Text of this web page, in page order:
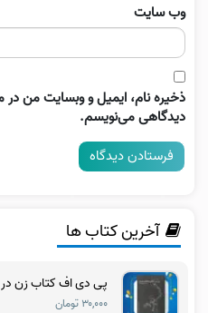
وب‌ سایت
ذخیره نام، ایمیل و وبسایت من در
دیدگاهی می‌نویسم.
آخرین کتاب ها
پی دی اف کتاب زن در
۳۰,۰۰۰ تومان